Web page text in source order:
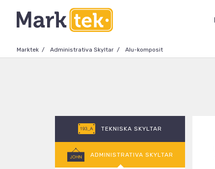
Marktek Administrativa Skyltar Alu-komposit
TEKNISKA SKYLTAR
ADMINISTRATIVA SKYLTAR